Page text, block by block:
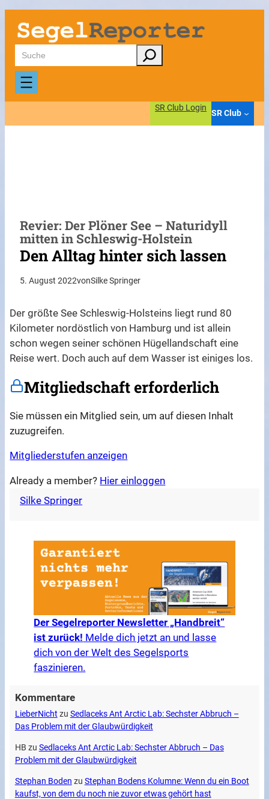
Zum
Inhalt
springen
Suchen
SR Club Login
SR Club
Revier: Der Plöner See – Naturidyll
mitten in Schleswig-Holstein
Den Alltag hinter sich lassen
5. August 2022vonSilke Springer
Der größte See Schleswig-Holsteins liegt rund 80
Kilometer nordöstlich von Hamburg und ist allein
schon wegen seiner schönen Hügellandschaft eine
Reise wert. Doch auch auf dem Wasser ist einiges los.
Mitgliedschaft erforderlich
Sie müssen ein Mitglied sein, um auf diesen Inhalt
zuzugreifen.
Mitgliederstufen anzeigen
Already a member? Hier einloggen
Silke Springer
Der Segelreporter Newsletter „Handbreit“
ist zurück! Melde dich jetzt an und lasse
dich von der Welt des Segelsports
faszinieren.
Kommentare
LieberNicht zu Sedlaceks Ant Arctic Lab: Sechster Abbruch –
Das Problem mit der Glaubwürdigkeit
HB zu Sedlaceks Ant Arctic Lab: Sechster Abbruch – Das
Problem mit der Glaubwürdigkeit
Stephan Boden zu Stephan Bodens Kolumne: Wenn du ein Boot
kaufst, von dem du noch nie zuvor etwas gehört hast